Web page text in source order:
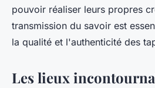
pouvoir réaliser leurs propres
transmission du savoir est
la qualité et l'authenticité des
Les lieux